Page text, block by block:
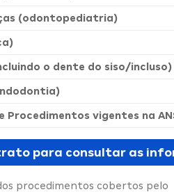
(odontopediatria)
o dente do siso/incluso)
Procedimentos vigentes na
para consultar as
procedimentos cobertos pelo